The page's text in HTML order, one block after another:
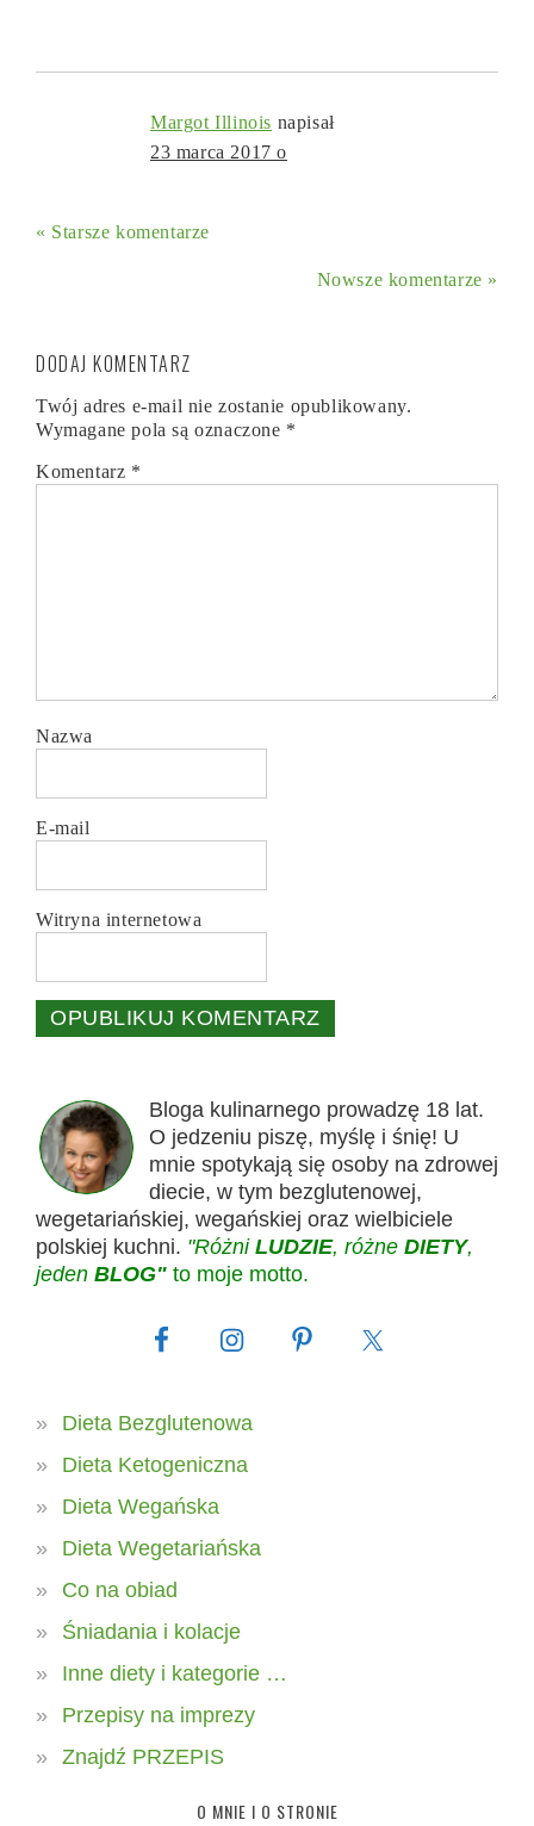
Margot Illinois napisał
23 marca 2017 o
« Starsze komentarze
Nowsze komentarze »
DODAJ KOMENTARZ
Twój adres e-mail nie zostanie opublikowany.
Wymagane pola są oznaczone *
Komentarz *
Nazwa
E-mail
Witryna internetowa
Bloga kulinarnego prowadzę 18 lat.
O jedzeniu piszę, myślę i śnię! U
mnie spotykają się osoby na zdrowej
diecie, w tym bezglutenowej,
wegetariańskiej, wegańskiej oraz wielbiciele
polskiej kuchni. "Różni LUDZIE, różne DIETY,
jeden BLOG" to moje motto.
Dieta Bezglutenowa
Dieta Ketogeniczna
Dieta Wegańska
Dieta Wegetariańska
Co na obiad
Śniadania i kolacje
Inne diety i kategorie …
Przepisy na imprezy
Znajdź PRZEPIS
O MNIE I O STRONIE